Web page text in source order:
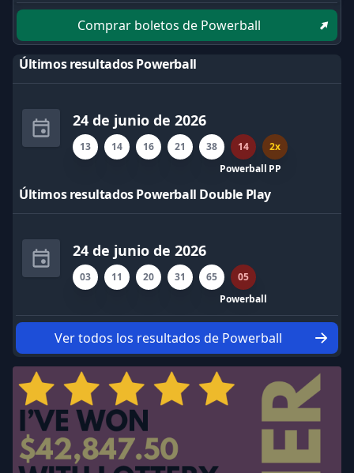
Comprar boletos de Powerball
Últimos resultados Powerball
24 de junio de 2026
13 14 16 21
38
Powerball
14
PP
2x
Últimos resultados Powerball Double Play
24 de junio de 2026
03 11 20 31
65
Powerball
05
Ver todos los resultados de Powerball